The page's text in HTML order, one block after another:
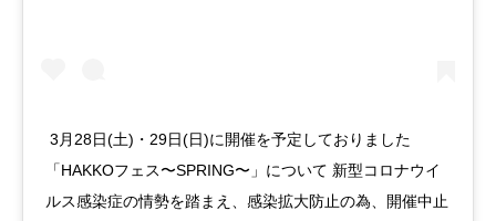
ㅤㅤㅤㅤㅤㅤㅤㅤㅤㅤㅤㅤㅤㅤㅤㅤㅤㅤㅤㅤ 3月28日(土)・29日(日)に開催を予定しておりました
「HAKKOフェス〜SPRING〜」について 新型コロナウイ
ルス感染症の情勢を踏まえ、感染拡大防止の為、開催中止